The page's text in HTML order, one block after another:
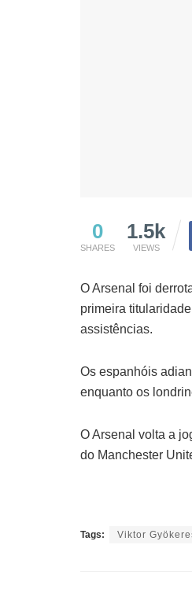
0
SHARES
1.5k
VIEWS
O Arsenal foi
primeira
assistências.
Os espanhóis
enquanto os
O Arsenal volta a
do Manchester
Tags: Viktor